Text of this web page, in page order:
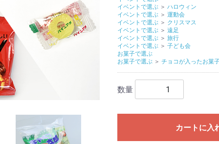
イベントで選ぶ ＞ ハロウィン
イベントで選ぶ ＞ 運動会
イベントで選ぶ ＞ クリスマス
イベントで選ぶ ＞ 遠足
イベントで選ぶ ＞ 旅行
イベントで選ぶ ＞ 子ども会
お菓子で選ぶ
お菓子で選ぶ ＞ チョコが入ったお菓
数量
カートに入